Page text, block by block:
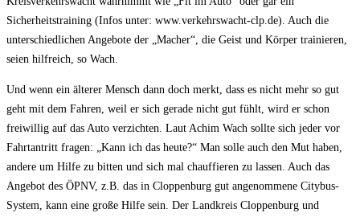
Sicherheitstraining (Infos unter: www.verkehrswacht-clp.de). Auch die
unterschiedlichen Angebote der „Macher“, die Geist und Körper trainieren,
seien hilfreich, so Wach.
Und wenn ein älterer Mensch dann doch merkt, dass es nicht mehr so gut
geht mit dem Fahren, weil er sich gerade nicht gut fühlt, wird er schon
freiwillig auf das Auto verzichten. Laut Achim Wach sollte sich jeder vor
Fahrtantritt fragen: „Kann ich das heute?“ Man solle auch den Mut haben,
andere um Hilfe zu bitten und sich mal chauffieren zu lassen. Auch das
Angebot des ÖPNV, z.B. das in Cloppenburg gut angenommene Citybus-
System, kann eine große Hilfe sein. Der Landkreis Cloppenburg und